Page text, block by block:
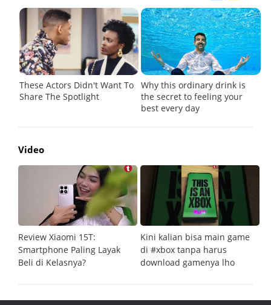
Video
Review Xiaomi 15T:
Smartphone Paling Layak
Beli di Kelasnya?
Kini kalian bisa main game
di #xbox tanpa harus
download gamenya lho